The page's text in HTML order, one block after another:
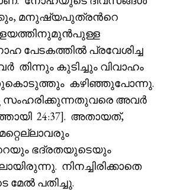
മനുഷ്യപുത്രൻറെ
പേടകത്തിൽ പ്രവേശിച്ച
തിന്നും കുടിച്ചും വിവാഹം
കഴിഞ്ഞുപോന്നു.
സംഹരിക്കുന്നതുവരെ അവർ
24:37]. അതായത്,
ഭദ്രതയുടെയും
നിനച്ചിരിക്കാതെ
മേൽ പതിച്ചു.